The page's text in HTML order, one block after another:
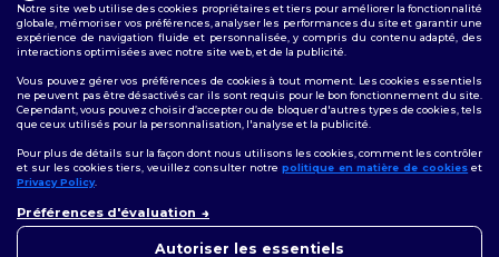
Conditions Générales|Politique de personnalisation |Politique de
Confidentialité
Suivez-nous
Bruxelles|Anvers|Mortsel|Malines|Lierre|Turnhout|Geel|
Hoogstraten |Bruges
Notre site web utilise des cookies propriétaires et tiers pour améliorer la fonctionnalité
globale, mémoriser vos préférences, analyser les performances du site et garantir une
expérience de navigation fluide et personnalisée, y compris du contenu adapté, des
interactions optimisées avec notre site web, et de la publicité.
Vous pouvez gérer vos préférences de cookies à tout moment. Les cookies essentiels
ne peuvent pas être désactivés car ils sont requis pour le bon fonctionnement du site.
Cependant, vous pouvez choisir d’accepter ou de bloquer d'autres types de cookies, tels
que ceux utilisés pour la personnalisation, l'analyse et la publicité.
Pour plus de détails sur la façon dont nous utilisons les cookies, comment les contrôler
et sur les cookies tiers, veuillez consulter notre politique en matière de cookies et
Privacy Policy.
Préférences d'évaluation
Autoriser les essentiels